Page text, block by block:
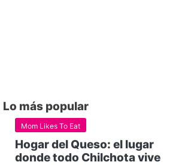
Lo más popular
Mom Likes To Eat
Hogar del Queso: el lugar
donde todo Chilchota vive